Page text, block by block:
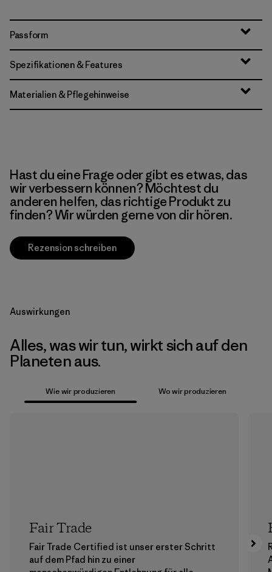
Passform
Spezifikationen & Features
Materialien & Pflegehinweise
Hast du eine Frage oder gibt es etwas, das
wir verbessern können? Möchtest du
anderen helfen, das richtige Produkt zu
finden? Wir würden gerne von dir hören.
Rezension schreiben
Auswirkungen
Alles, was wir tun, wirkt sich auf den
Planeten aus.
Wie wir produzieren Wo wir produzieren
Fair Trade
Fair Trade Certified ist unser erster Schritt
auf dem Pfad hin zu einer